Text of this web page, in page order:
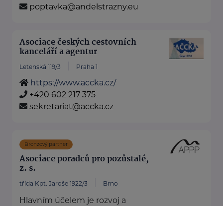
poptavka@andelstrazny.eu
Asociace českých cestovních
kanceláří a agentur
Letenská 119/3 Praha 1
https://www.accka.cz/
+420 602 217 375
sekretariat@accka.cz
Bronzový partner
Asociace poradců pro pozůstalé,
z. s.
třída Kpt. Jaroše 1922/3 Brno
Hlavním účelem je rozvoj a